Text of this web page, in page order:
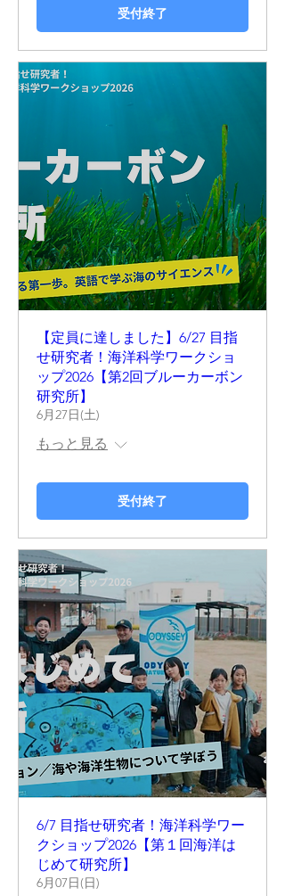
受付終了
【定員に達しました】6/27 目指
せ研究者！海洋科学ワークショ
ップ2026【第2回ブルーカーボン
研究所】
6月27日(土)
もっと見る
受付終了
6/7 目指せ研究者！海洋科学ワー
クショップ2026【第１回海洋は
じめて研究所】
6月07日(日)